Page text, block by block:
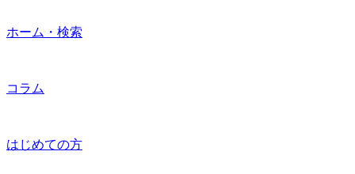
ホーム・検索
コラム
はじめての方